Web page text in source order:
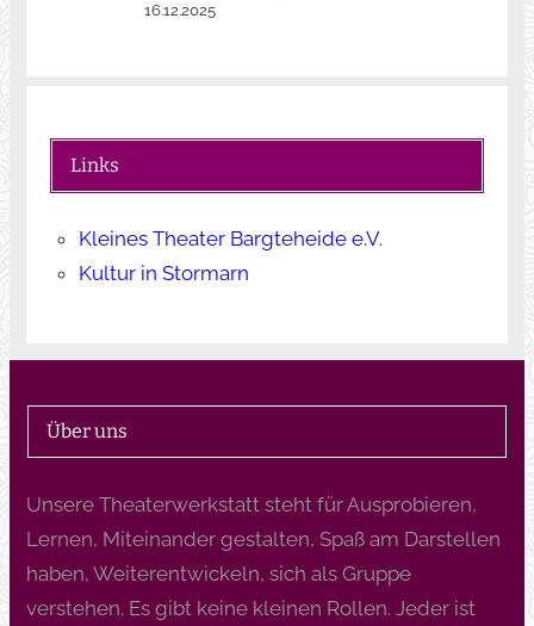
16.12.2025
Links
Kleines Theater Bargteheide e.V.
Kultur in Stormarn
Über uns
Unsere Theaterwerkstatt steht für Ausprobieren,
Lernen, Miteinander gestalten, Spaß am Darstellen
haben, Weiterentwickeln, sich als Gruppe
verstehen. Es gibt keine kleinen Rollen. Jeder ist